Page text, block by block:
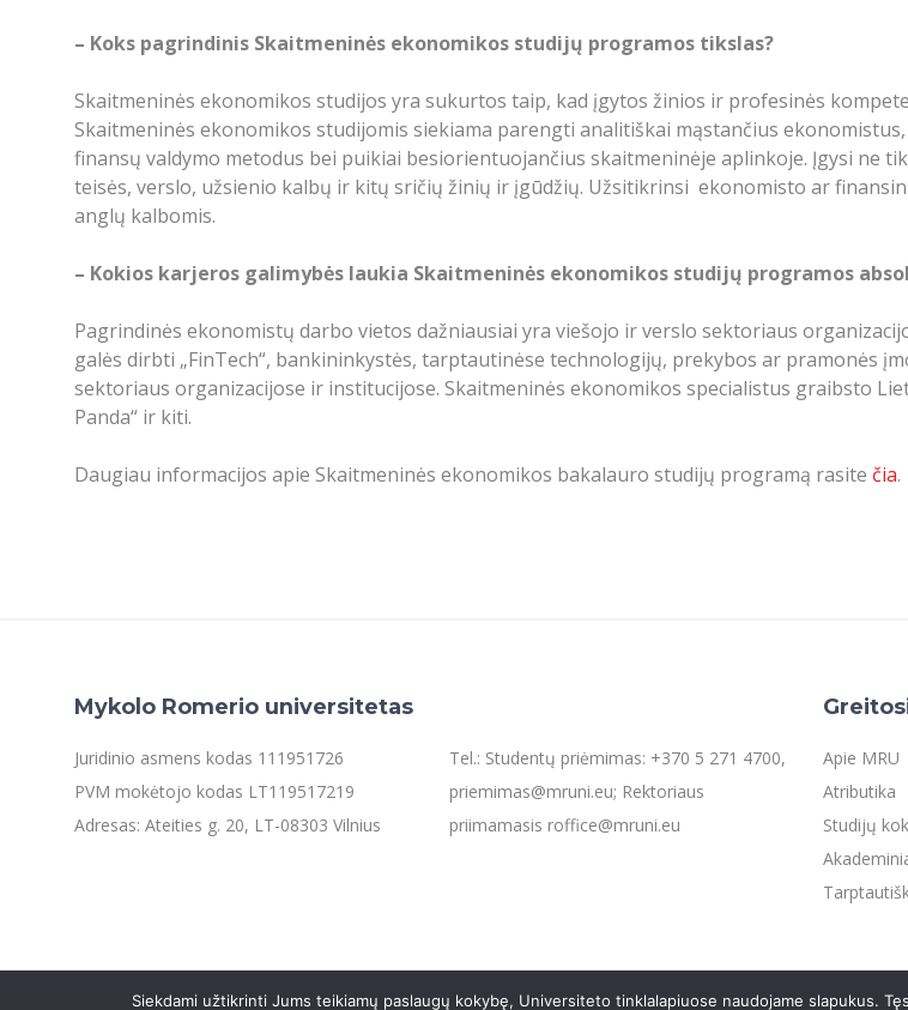
– Koks pagrindinis Skaitmeninės ekonomikos studijų programos tikslas?
Skaitmeninės ekonomikos studijos yra sukurtos taip, kad įgytos žinios ir profesinės
Skaitmeninės ekonomikos studijomis siekiama parengti analitiškai mąstančius
finansų valdymo metodus bei puikiai besiorientuojančius skaitmeninėje aplinkoje. Įgysi ne
teisės, verslo, užsienio kalbų ir kitų sričių žinių ir įgūdžių. Užsitikrinsi ekonomisto ar
anglų kalbomis.
– Kokios karjeros galimybės laukia Skaitmeninės ekonomikos studijų programos
Pagrindinės ekonomistų darbo vietos dažniausiai yra viešojo ir verslo sektoriaus
galės dirbti „FinTech“, bankininkystės, tarptautinėse technologijų, prekybos ar pramonės
sektoriaus organizacijose ir institucijose. Skaitmeninės ekonomikos specialistus graibsto
Panda“ ir kiti.
Daugiau informacijos apie Skaitmeninės ekonomikos bakalauro studijų programą rasite čia.
Mykolo Romerio universitetas
Juridinio asmens kodas 111951726
PVM mokėtojo kodas LT119517219
Adresas: Ateities g. 20, LT-08303 Vilnius
Tel.: Studentų priėmimas: +370 5 271 4700,
priemimas@mruni.eu; Rektoriaus
priimamasis roffice@mruni.eu
Apie MRU
Atributika
Studijų
Siekdami užtikrinti Jums teikiamų paslaugų kokybę, Universiteto tinklalapiuose naudojame slapukus.